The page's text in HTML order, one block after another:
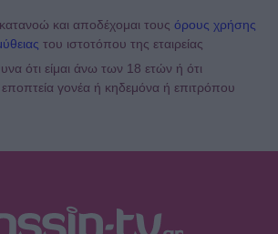
και αποδέχομαι τους όρους χρήσης
του ιστοτόπου της εταιρείας
ότι είμαι άνω των 18 ετών ή ότι
γονέα ή κηδεμόνα ή επιτρόπου